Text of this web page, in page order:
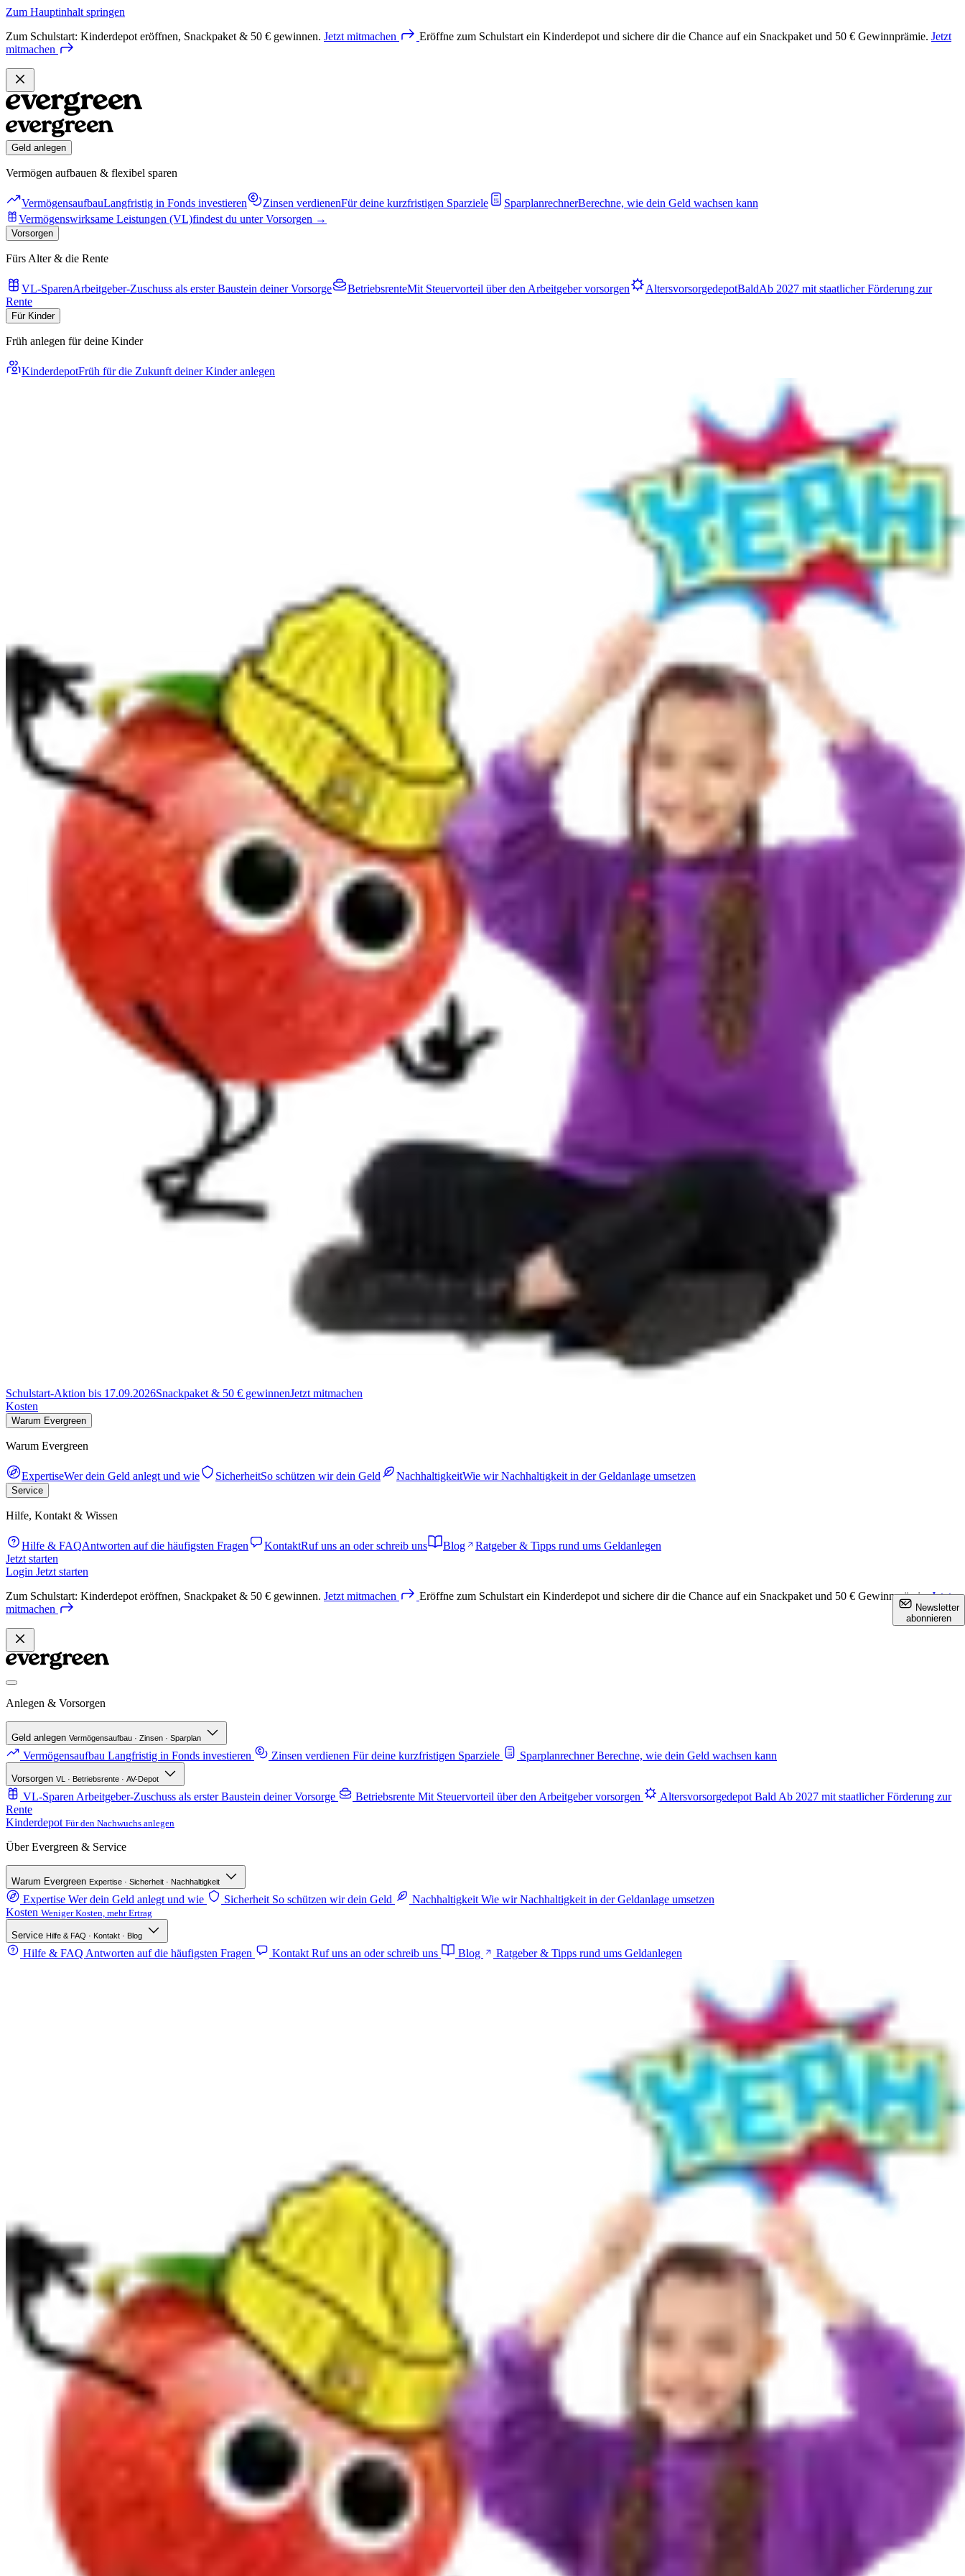
Zum Hauptinhalt springen
Zum Schulstart: Kinderdepot eröffnen, Snackpaket & 50 € gewinnen. Jetzt mitmachen Eröffne zum Schulstart ein Kinderdepot und sichere dir die Chance auf ein Snackpaket und 50 € Gewinnprämie. Jetzt
mitmachen
Geld anlegen
Vermögen aufbauen & flexibel sparen
VermögensaufbauLangfristig in Fonds investieren Zinsen verdienenFür deine kurzfristigen Sparziele SparplanrechnerBerechne, wie dein Geld wachsen kann
Vermögenswirksame Leistungen (VL)findest du unter Vorsorgen →
Vorsorgen
Fürs Alter & die Rente
VL-SparenArbeitgeber-Zuschuss als erster Baustein deiner Vorsorge BetriebsrenteMit Steuervorteil über den Arbeitgeber vorsorgen AltersvorsorgedepotBaldAb 2027 mit staatlicher Förderung zur
Rente
Für Kinder
Früh anlegen für deine Kinder
KinderdepotFrüh für die Zukunft deiner Kinder anlegen
Schulstart-Aktion bis 17.09.2026Snackpaket & 50 € gewinnenJetzt mitmachen
Kosten
Warum Evergreen
Warum Evergreen
ExpertiseWer dein Geld anlegt und wie SicherheitSo schützen wir dein Geld NachhaltigkeitWie wir Nachhaltigkeit in der Geldanlage umsetzen
Service
Hilfe, Kontakt & Wissen
Hilfe & FAQAntworten auf die häufigsten Fragen KontaktRuf uns an oder schreib uns Blog
Ratgeber & Tipps rund ums Geldanlegen
Jetzt starten
Login Jetzt starten
Zum Schulstart: Kinderdepot eröffnen, Snackpaket & 50 € gewinnen. Jetzt mitmachen Eröffne zum Schulstart ein Kinderdepot und sichere dir die Chance auf ein Snackpaket und 50 € Gewinnprämie. Jetzt
mitmachen
Anlegen & Vorsorgen
Geld anlegen Vermögensaufbau · Zinsen · Sparplan
Vermögensaufbau Langfristig in Fonds investieren Zinsen verdienen Für deine kurzfristigen Sparziele SparplanrechnerBerechne, wie dein Geld wachsen kann
Vorsorgen VL · Betriebsrente · AV-Depot
VL-Sparen Arbeitgeber-Zuschuss als erster Baustein deiner Vorsorge Betriebsrente Mit Steuervorteil über den Arbeitgeber vorsorgen Altersvorsorgedepot Bald Ab 2027 mit staatlicher Förderung zur
Rente
Kinderdepot Für den Nachwuchs anlegen
Über Evergreen & Service
Warum Evergreen Expertise · Sicherheit · Nachhaltigkeit
Expertise Wer dein Geld anlegt und wie Sicherheit So schützen wir dein Geld Nachhaltigkeit Wie wir Nachhaltigkeit in der Geldanlage umsetzen
Kosten Weniger Kosten, mehr Ertrag
Service Hilfe & FAQ · Kontakt · Blog
Hilfe & FAQ Antworten auf die häufigsten Fragen Kontakt Ruf uns an oder schreib uns Blog Ratgeber & Tipps rund ums Geldanlegen
Newsletter
abonnieren
×